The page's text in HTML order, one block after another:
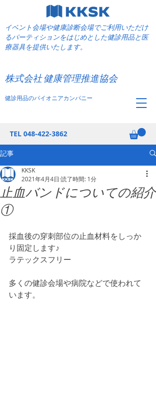
TEL 048-422-3862
健診用品のパイオニアカンパニー
イベント会場や健康診断会場でご利用いただけ
るパーティションをはじめとした健診用品と医
療器具を提供いたします。
株式会社 健康管理推進協会
記事
止血バンドについての紹介
①
KKSK
2021年4月4日 読了時間: 1分
採血後の穿刺部位の止血材料をしっか
り固定します♪
ラテックスフリー
多くの健診会場や病院などで使われて
います。